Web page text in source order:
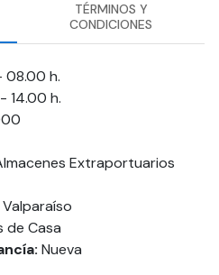
TÉRMINOS Y
CONDICIONES
h.
14.00 h.
Extraportuarios
de Casa
Nueva